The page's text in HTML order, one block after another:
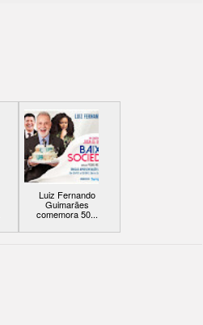
Luiz Fernando
Guimarães
comemora 50...